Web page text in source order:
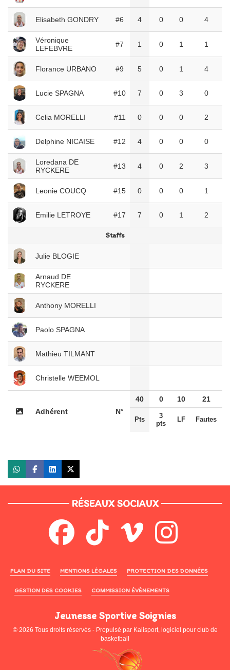
Elisabeth GONDRY #6 4 0 0 4
Véronique
LEFEBVRE
#7 1 0 1 1
Florance URBANO #9 5 0 1 4
Lucie SPAGNA #10 7 0 3 0
Celia MORELLI #11 0 0 0 2
Delphine NICAISE #12 4 0 0 0
Loredana DE
RYCKERE
#13 4 0 2 3
Leonie COUCQ #15 0 0 0 1
Emilie LETROYE #17 7 0 1 2
Staffs
Julie BLOGIE
Arnaud DE
RYCKERE
Anthony MORELLI
Paolo SPAGNA
Mathieu TILMANT
Christelle WEEMOL
Adhérent N°
40 0 10 21
Pts
3
pts
LF Fautes
RÉSEAUX SOCIAUX
PLAN DU SITE MENTIONS LÉGALES PROTECTION DES DONNÉES
GESTION DES COOKIES COMMISSION ÉVÈNEMENTS
Jeunesse Sportive Soignies
© 2026 Tous droits réservés - Propulsé par Kalisport, logiciel pour club de
basketball